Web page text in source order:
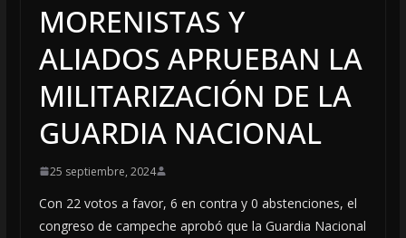
MORENISTAS Y
ALIADOS APRUEBAN LA
MILITARIZACIÓN DE LA
GUARDIA NACIONAL
25 septiembre, 2024
Con 22 votos a favor, 6 en contra y 0 abstenciones, el
congreso de campeche aprobó que la Guardia Nacional